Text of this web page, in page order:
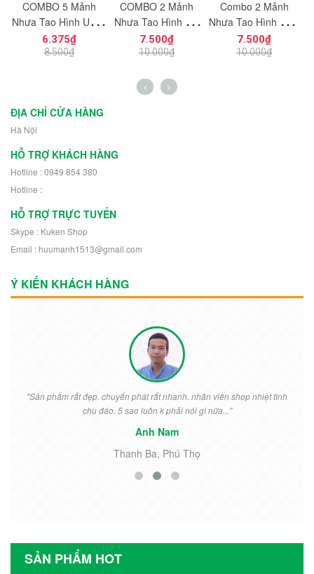
COMBO 5 Mảnh
Nhựa Tạo Hình Uống
Cong Dùng Cho Mô
Hình Nhân Vật Mini
6.375₫
8.500₫
COMBO 2 Mảnh
Nhựa Tạo Hình Vát
Cắt Góc 8x8
NO.1727 Dùng Cho
Robot 30504
7.500₫
10.000₫
Combo 2 Mảnh
Nhựa Tạo Hình Hiệu
Ứng Năng Lượng
NO.1726 Dùng
7.500₫
10.000₫
ĐỊA CHỈ CỬA HÀNG
Hà Nội
HỖ TRỢ KHÁCH HÀNG
Hotline : 0949 854 380
Hotline :
HỖ TRỢ TRỰC TUYẾN
Skype : Kuken Shop
Email : huumanh1513@gmail.com
Ý KIẾN KHÁCH HÀNG
"Sản phẩm rất đẹp. chuyển phát rất nhanh. nhân viên shop nhiệt tình
chu đáo. 5 sao luôn k phải nói gì nữa..."
Anh Nam
Thanh Ba, Phú Thọ
SẢN PHẨM HOT